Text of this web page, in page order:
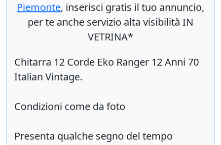
Piemonte, inserisci gratis il tuo annuncio,
per te anche servizio alta visibilità IN
VETRINA*
Chitarra 12 Corde Eko Ranger 12 Anni 70
Italian Vintage.
Condizioni come da foto
Presenta qualche segno del tempo